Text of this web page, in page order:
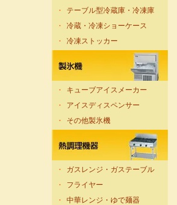
・
テーブル型冷蔵庫・冷凍庫
・
冷蔵・冷凍ショーケース
・
冷凍ストッカー
・
キューブアイスメーカー
・
アイスディスペンサー
・
その他製氷機
・
ガスレンジ・ガステーブル
・
フライヤー
・
中華レンジ・ゆで麺器